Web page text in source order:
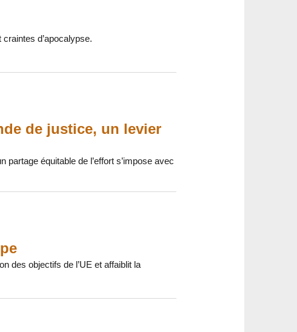
d’apocalypse.
de justice, un levier
partage équitable de l’effort s’impose avec
des objectifs de l’UE et affaiblit la